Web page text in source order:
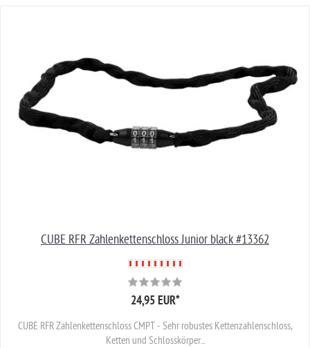
CUBE RFR Zahlenkettenschloss Junior black #13362
24,95 EUR*
CUBE RFR Zahlenkettenschloss CMPT - Sehr robustes Kettenzahlenschloss,
Ketten und Schlosskörper...